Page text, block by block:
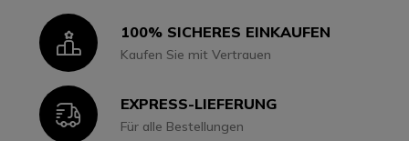
Icon100% SICHERES EINKAUFEN
Kaufen Sie mit Vertrauen
IconEXPRESS-LIEFERUNG
Für alle Bestellungen